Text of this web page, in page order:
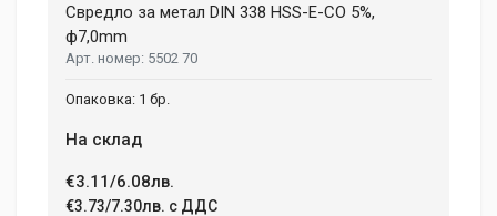
Свредло за метал DIN 338 HSS-E-CO 5%,
ф7,0mm
5502 70
1 бр.
На склад
€3.11/6.08лв.
€3.73/7.30лв. с ДДС